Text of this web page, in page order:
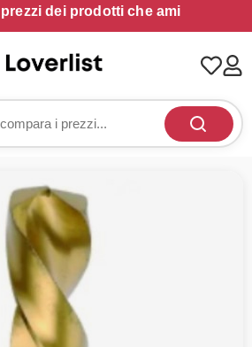
dei prodotti che ami